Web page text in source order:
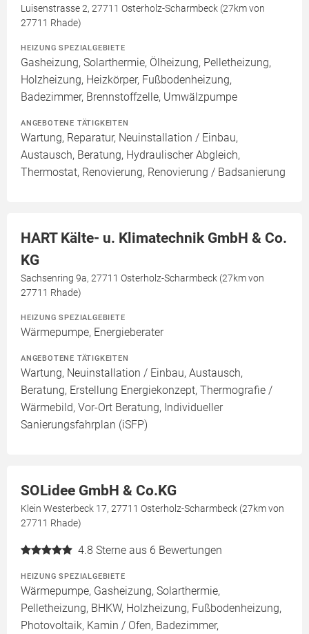
Luisenstrasse 2, 27711 Osterholz-Scharmbeck (27km von
27711 Rhade)
HEIZUNG SPEZIALGEBIETE
Gasheizung, Solarthermie, Ölheizung, Pelletheizung,
Holzheizung, Heizkörper, Fußbodenheizung,
Badezimmer, Brennstoffzelle, Umwälzpumpe
ANGEBOTENE TÄTIGKEITEN
Wartung, Reparatur, Neuinstallation / Einbau,
Austausch, Beratung, Hydraulischer Abgleich,
Thermostat, Renovierung, Renovierung / Badsanierung
HART Kälte- u. Klimatechnik GmbH & Co.
KG
Sachsenring 9a, 27711 Osterholz-Scharmbeck (27km von
27711 Rhade)
HEIZUNG SPEZIALGEBIETE
Wärmepumpe, Energieberater
ANGEBOTENE TÄTIGKEITEN
Wartung, Neuinstallation / Einbau, Austausch,
Beratung, Erstellung Energiekonzept, Thermografie /
Wärmebild, Vor-Ort Beratung, Individueller
Sanierungsfahrplan (iSFP)
SOLidee GmbH & Co.KG
Klein Westerbeck 17, 27711 Osterholz-Scharmbeck (27km von
27711 Rhade)
4.8 Sterne aus 6 Bewertungen
HEIZUNG SPEZIALGEBIETE
Wärmepumpe, Gasheizung, Solarthermie,
Pelletheizung, BHKW, Holzheizung, Fußbodenheizung,
Photovoltaik, Kamin / Ofen, Badezimmer,